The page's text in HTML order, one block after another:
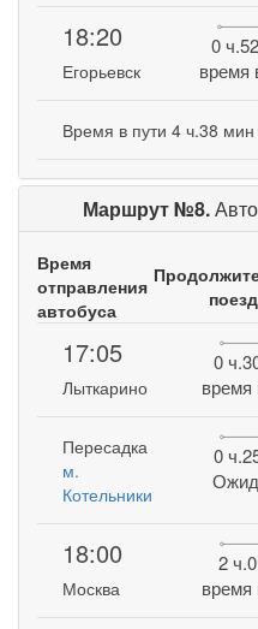
18:20
Егорьевск
0
время
Время в пути 4 ч.38 мин
Маршрут №8.
Время
отправления
автобуса
17:05
Лыткарино
0
время
Пересадка
м.
Котельники
0
18:00
Москва
2
время